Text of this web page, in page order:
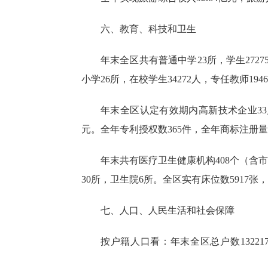
六、教育、科技和卫生
年末全区共有普通中学23所，学生
小学26所，在校学生34272人，专任教师
年末全区认定有效期内高新技术企业
元。全年专利授权数365件，全年商标注册
年末共有医疗卫生健康机构408个（含
30所，卫生院6所。全区实有床位数5917张
七 、人口、人民生活和社会保障
按户籍人口看：年末全区总户数